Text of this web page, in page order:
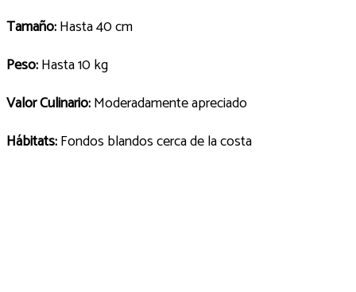
Tamaño:Hasta 40 cm
Peso:Hasta 10 kg
Valor Culinario:Moderadamente apreciado
Hábitats:Fondos blandos cerca de la costa